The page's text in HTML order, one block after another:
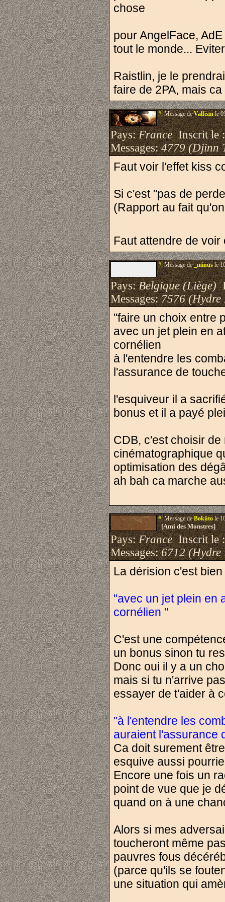
chose
pour AngelFace,
tout le monde...
Raistlin, je le
faire de 2PA, mais
#.Message deValfëanle
Pays:FranceInscrit le
Messages:4779 (Djinn
Faut voir l'effet kiss
Si c'est "pas de
(Rapport au fait
Faut attendre de
#.Message de_minusle
Pays:Belgique (Liège)
Messages:7576 (Hydre
"faire un choix entre
avec un jet plein en
cornélien
à l'entendre les
l'assurance de
l'esquiveur il a
bonus et il a payé
CDB, c'est choisir
cinématographique
optimisation des
ah bah ca marche
#.Message deBokûtole
[Ami des Monstres]
Pays:FranceInscrit le
Messages:6712 (Hydre
La dérision c'est
"avec un jet plein en
cornélien "
C'est une
un bonus sinon tu
Donc oui il y a un
mais si tu n'arrive
essayer de t'aider à
"à l'entendre les
auraient l'assurance
Ca doit surement
esquive aussi
Encore une fois un
point de vue que je
quand on à une
Alors si mes
toucheront même
pauvres fous
(parce qu'ils se
une situation qui